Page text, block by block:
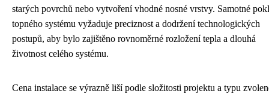
starých povrchů nebo vytvoření vhodné nosné vrstvy. Samotné
topného systému vyžaduje preciznost a dodržení technologických
postupů, aby bylo zajištěno rovnoměrné rozložení tepla a dlouhá
životnost celého systému.
Cena instalace se výrazně liší podle složitosti projektu a typu